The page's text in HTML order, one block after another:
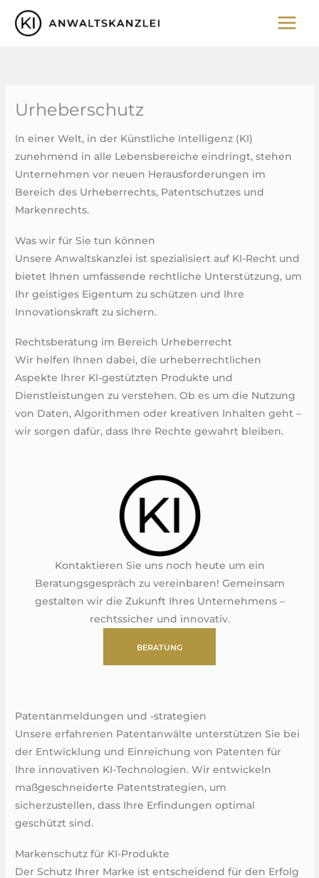
Inhalt
Urheberschutz
In einer Welt, in der Künstliche Intelligenz (KI)
zunehmend in alle Lebensbereiche eindringt, stehen
Unternehmen vor neuen Herausforderungen im
Bereich des Urheberrechts, Patentschutzes und
Markenrechts.
Was wir für Sie tun können
Unsere Anwaltskanzlei ist spezialisiert auf KI-Recht und
bietet Ihnen umfassende rechtliche Unterstützung, um
Ihr geistiges Eigentum zu schützen und Ihre
Innovationskraft zu sichern.
Rechtsberatung im Bereich Urheberrecht
Wir helfen Ihnen dabei, die urheberrechtlichen
Aspekte Ihrer KI-gestützten Produkte und
Dienstleistungen zu verstehen. Ob es um die Nutzung
von Daten, Algorithmen oder kreativen Inhalten geht –
wir sorgen dafür, dass Ihre Rechte gewahrt bleiben.
Kontaktieren Sie uns noch heute um ein
Beratungsgespräch zu vereinbaren! Gemeinsam
gestalten wir die Zukunft Ihres Unternehmens –
rechtssicher und innovativ.
BERATUNG
Patentanmeldungen und -strategien
Unsere erfahrenen Patentanwälte unterstützen Sie bei
der Entwicklung und Einreichung von Patenten für
Ihre innovativen KI-Technologien. Wir entwickeln
maßgeschneiderte Patentstrategien, um
sicherzustellen, dass Ihre Erfindungen optimal
geschützt sind.
Markenschutz für KI-Produkte
Der Schutz Ihrer Marke ist entscheidend für den Erfolg